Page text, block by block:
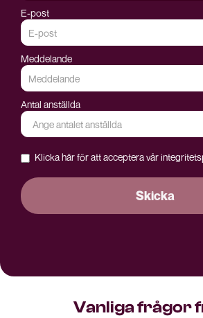
E-post
Meddelande
Antal anställda
Klicka här för att acceptera vår
Vanliga frågor